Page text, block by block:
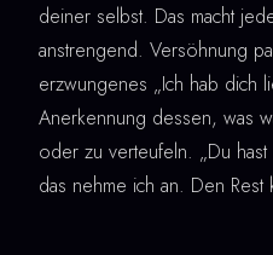
deiner selbst. Das macht
anstrengend. Versöhnung
erzwungenes „Ich hab dich
Anerkennung dessen, was
oder zu verteufeln. „Du
das nehme ich an. Den Rest